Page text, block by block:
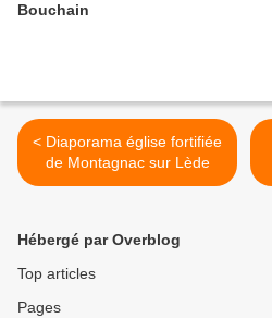
Bouchain
< Diaporama église fortifiée
de Montagnac sur Lède
Hébergé par Overblog
Top articles
Pages